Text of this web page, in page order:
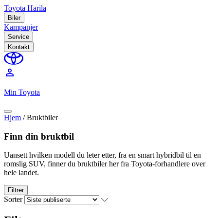
Toyota Harila
Biler
Kampanjer
Service
Kontakt
perm_identity
Min Toyota
Hjem /Bruktbiler
Finn din bruktbil
Uansett hvilken modell du leter etter, fra en smart hybridbil til en
romslig SUV, finner du bruktbiler her fra Toyota-forhandlere over
hele landet.
Filtrer
Sorter